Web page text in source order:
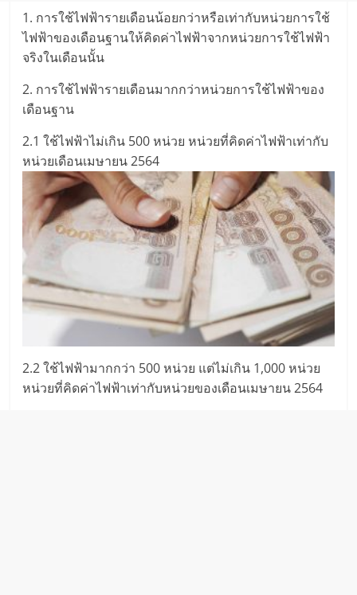
1. การใช้ไฟฟ้ารายเดือนน้อยกว่าหรือเท่ากับหน่วยการใช้
ไฟฟ้าของเดือนฐานให้คิดค่าไฟฟ้าจากหน่วยการใช้ไฟฟ้า
จริงในเดือนนั้น
2. การใช้ไฟฟ้ารายเดือนมากกว่าหน่วยการใช้ไฟฟ้าของ
เดือนฐาน
2.1 ใช้ไฟฟ้าไม่เกิน 500 หน่วย หน่วยที่คิดค่าไฟฟ้าเท่ากับ
หน่วยเดือนเมษายน 2564
2.2 ใช้ไฟฟ้ามากกว่า 500 หน่วย แต่ไม่เกิน 1,000 หน่วย
หน่วยที่คิดค่าไฟฟ้าเท่ากับหน่วยของเดือนเมษายน 2564